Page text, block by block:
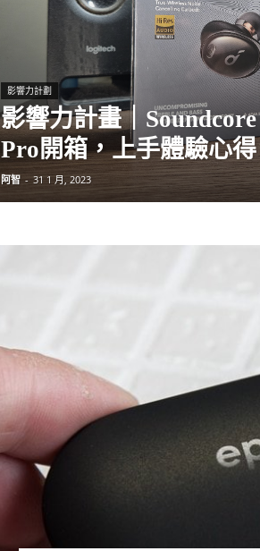
影響力計劃
影響力計畫｜
Pro開箱，上手體驗心得
阿智 - 31 1 月, 2023